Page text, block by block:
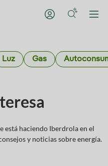
Luz Gas
está haciendo Iberdrola en el
y noticias sobre energía.